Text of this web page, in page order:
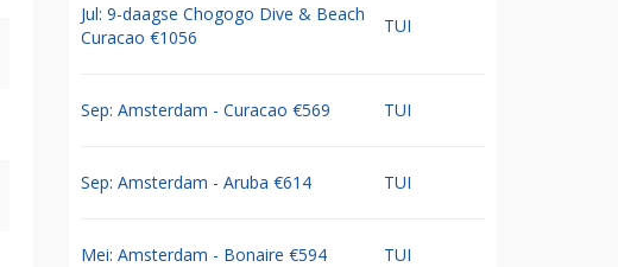
Jul: 9-daagse Chogogo Dive & Beach
Curacao €1056
TUI
Sep: Amsterdam - Curacao €569 TUI
Sep: Amsterdam - Aruba €614 TUI
Mei: Amsterdam - Bonaire €594 TUI